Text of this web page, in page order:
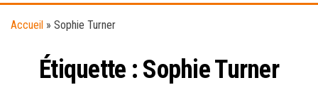
Accueil » Sophie Turner
Étiquette : Sophie Turner